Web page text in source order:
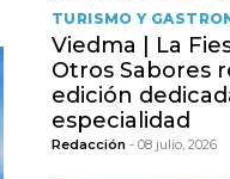
TURISMO Y
Viedma | La
Otros Sabores
edición
especialidad
Redacción - 08 julio, 2026